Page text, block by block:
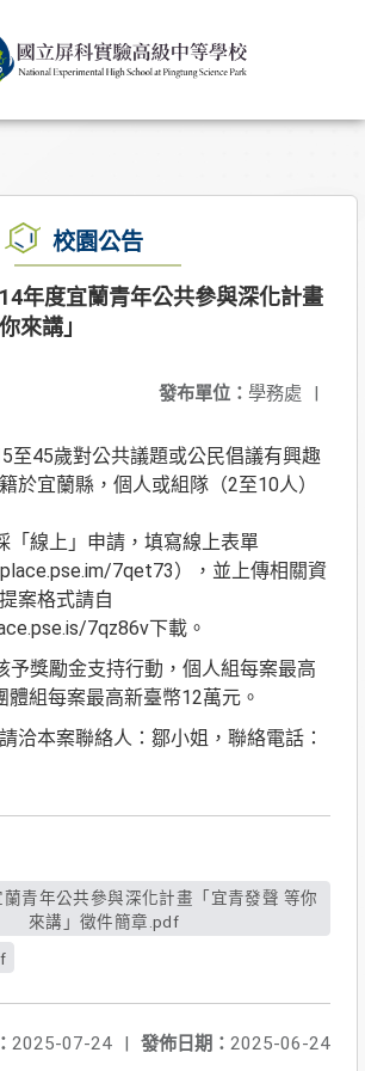
校園公告
年度宜蘭青年公共參與深化計畫
來講」
發布單位： 學務處 |
至45歲對公共議題或公民倡議有興趣
於宜蘭縣，個人或組隊（2至10人）
「線上」申請，填寫線上表單
7qet73），並上傳相關資
案格式請自
7qz86v下載。
予獎勵金支持行動，個人組每案最高
體組每案最高新臺幣12萬元。
洽本案聯絡人：鄒小姐，聯絡電話：
來講」徵件簡章.pdf
發佈日期： 2025-06-24
2025-07-24 |